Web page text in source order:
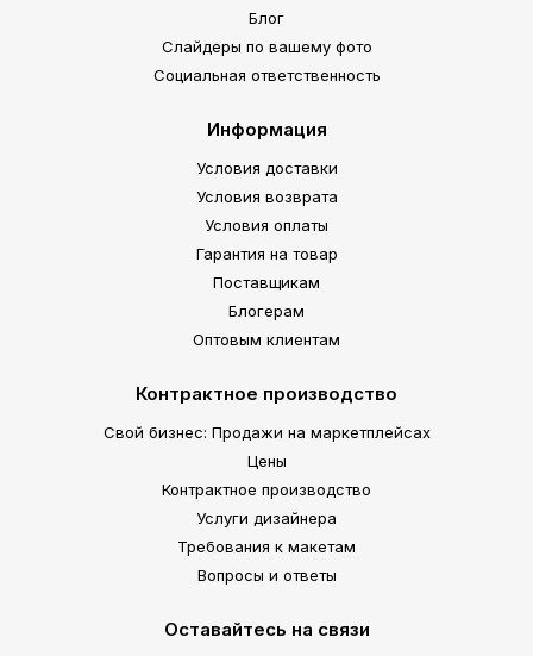
Блог
Слайдеры по вашему фото
Социальная ответственность
Информация
Условия доставки
Условия возврата
Условия оплаты
Гарантия на товар
Поставщикам
Блогерам
Оптовым клиентам
Контрактное производство
Свой бизнес: Продажи на маркетплейсах
Цены
Контрактное производство
Услуги дизайнера
Требования к макетам
Вопросы и ответы
Оставайтесь на связи